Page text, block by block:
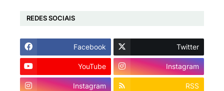
REDES SOCIAIS
Facebook Twitter
YouTube Instagram
Instagram RSS